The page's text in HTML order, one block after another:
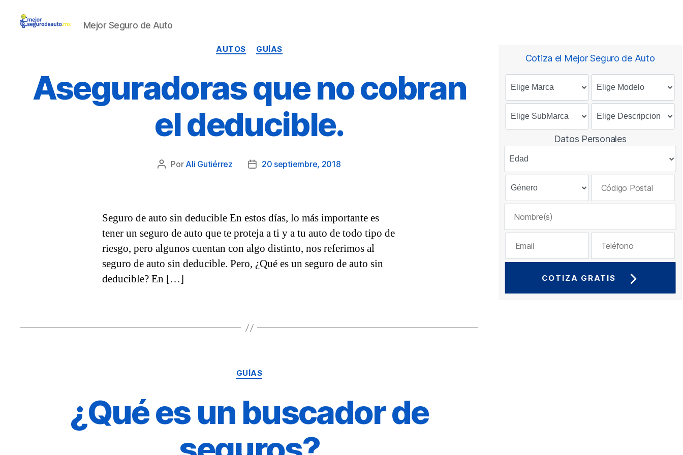
Mejor Seguro de Auto
Categorías
AUTOS GUÍAS
Aseguradoras que no cobran
el deducible.
Autor
Por Ali Gutiérrez
Fecha20 septiembre, 2018
Seguro de auto sin deducible En estos días, lo más importante es
tener un seguro de auto que te proteja a ti y a tu auto de todo tipo de
riesgo, pero algunos cuentan con algo distinto, nos referimos al
seguro de auto sin deducible. Pero, ¿Qué es un seguro de auto sin
deducible? En […]
Categorías
GUÍAS
¿Qué es un buscador de
Cotiza el Mejor Seguro de Auto
Datos Personales
COTIZA GRATIS